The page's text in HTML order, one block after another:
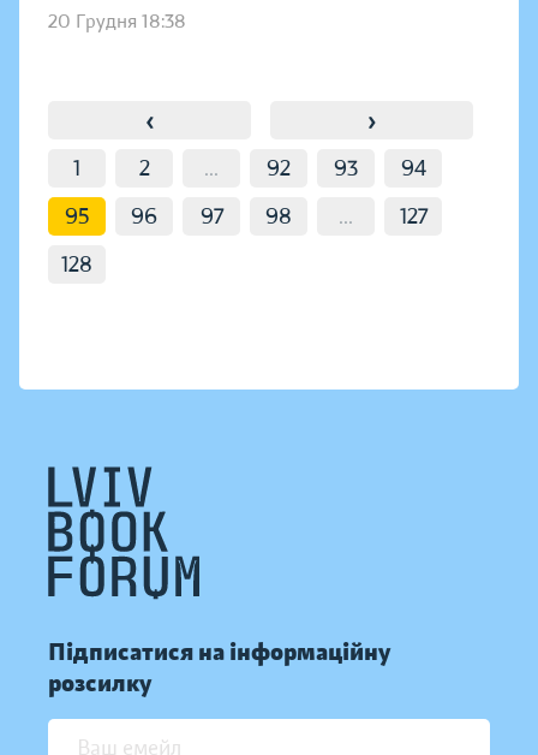
20 Грудня 18:38
‹
1 2 ... 92 93
94
95
96 97 98 ...
127
128
›
Підписатися на інформаційну
розсилку